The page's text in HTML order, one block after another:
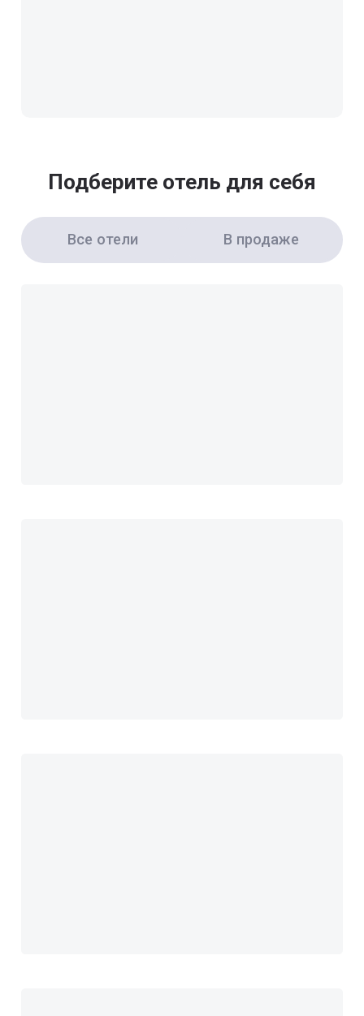
Подберите отель для себя
Все отели В продаже